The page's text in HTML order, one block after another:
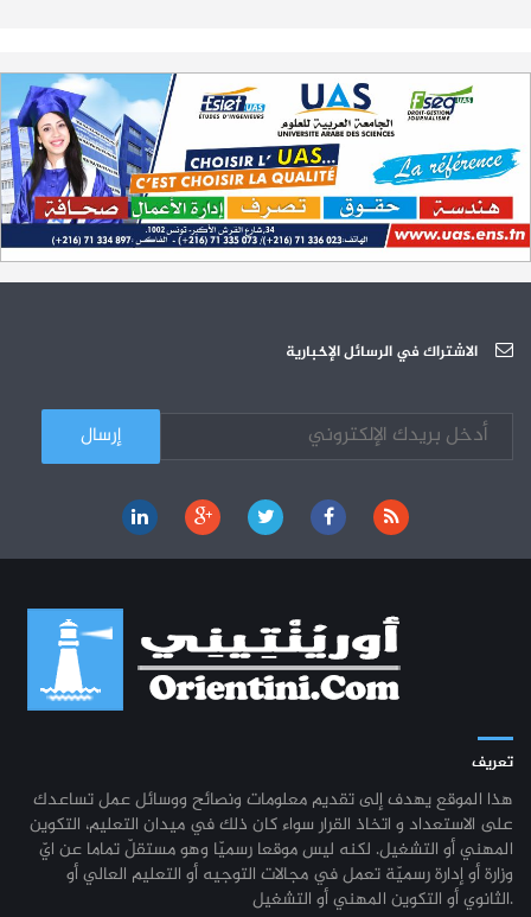
23-06
الترشح لمناظرة الالتحاق بالتكوين في مستوى مؤهل التقني السامي - دورة
سبتمبر 2023
31-12
L'Université Arabe des Sciences : Avis à tous les étudiant(e)s
12-05 200 منحة لطلبة الطب التونسيين في جامعة هارفارد ‏الأمريكية‏
26-10 الجامعة العربية للعلوم تونس (U.A.S) : عرض لآخر إصدارات دار اليمامة
03-10 الجامعة العربية للعلوم : دورة تكوينية
كل الأخبار
الاشتراك في الرسائل الإخبارية
تعريف
هذا الموقع يهدف إلى تقديم معلومات ونصائح ووسائل عمل تساعدك
على الاستعداد و اتخاذ القرار سواء كان ذلك في ميدان التعليم، التكوين
المهني أو التشغيل. لكنه ليس موقعا رسميّا وهو مستقلّ تماما عن ايّ
وزارة أو إدارة رسميّة تعمل في مجالات التوجيه أو التعليم العالي أو
الثانوي أو التكوين المهني أو التشغيل.